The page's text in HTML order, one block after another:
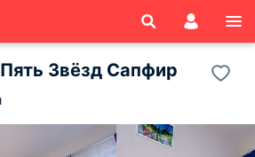
Звёзд Сапфир